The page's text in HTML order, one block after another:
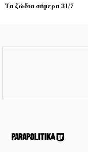
Τα ζώδια σήμερα 31/7